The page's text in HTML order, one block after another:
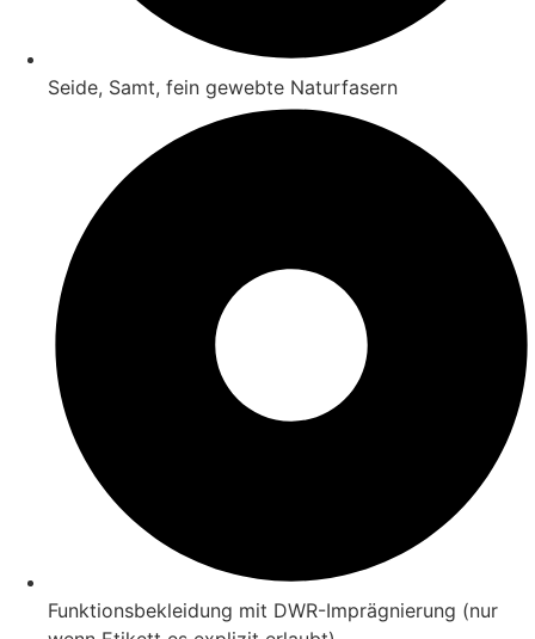
Seide, Samt, fein gewebte Naturfasern
Funktionsbekleidung mit DWR-Imprägnierung (nur